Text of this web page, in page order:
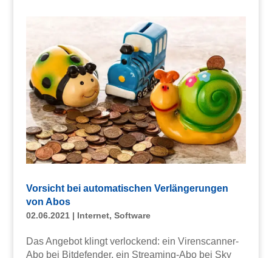
Vorsicht bei automatischen Verlängerungen
von Abos
02.06.2021| Internet, Software
Das Angebot klingt verlockend: ein Virenscanner-
Abo bei Bitdefender, ein Streaming-Abo bei Sky